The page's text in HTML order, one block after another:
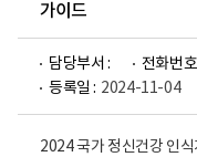
가이드
담당부서 : 전화번
등록일 : 2024-11-04
2024 국가 정신건강 인